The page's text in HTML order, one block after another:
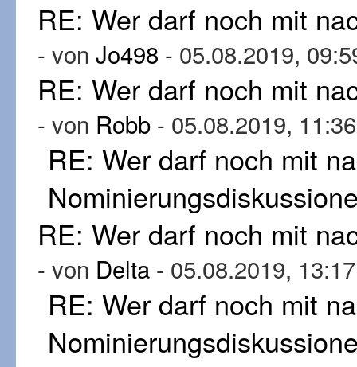
RE: Wer darf noch mit
- von Jo498 - 05.08.2019,
RE: Wer darf noch mit
- von Robb - 05.08.2019, 11:36
RE: Wer darf noch mit
RE: Wer darf noch mit
- von Delta - 05.08.2019, 13:17
RE: Wer darf noch mit